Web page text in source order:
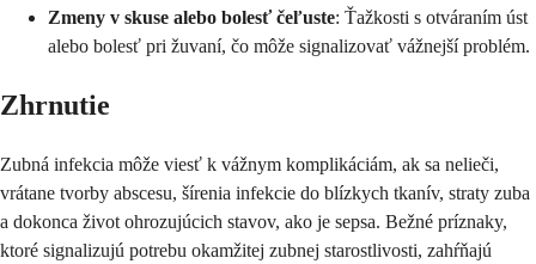
Zmeny v skuse alebo bolesť čeľuste: Ťažkosti s otváraním úst
alebo bolesť pri žuvaní, čo môže signalizovať vážnejší problém.
Zhrnutie
Zubná infekcia môže viesť k vážnym komplikáciám, ak sa nelieči,
vrátane tvorby abscesu, šírenia infekcie do blízkych tkanív, straty zuba
a dokonca život ohrozujúcich stavov, ako je sepsa. Bežné príznaky,
ktoré signalizujú potrebu okamžitej zubnej starostlivosti, zahŕňajú